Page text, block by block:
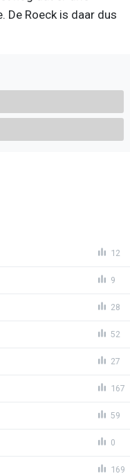
De Roeck is daar dus
12
9
28
52
27
167
59
0
169